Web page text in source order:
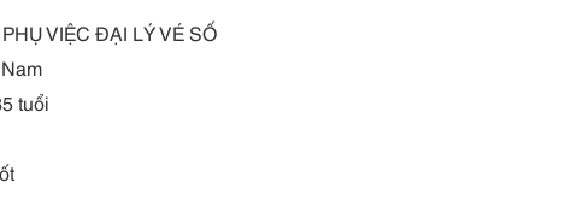
VIỆC ĐẠI LÝ VÉ SỐ
tuổi